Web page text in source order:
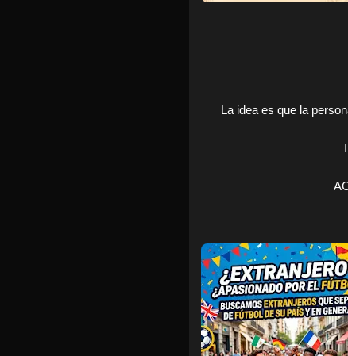
La idea es que la